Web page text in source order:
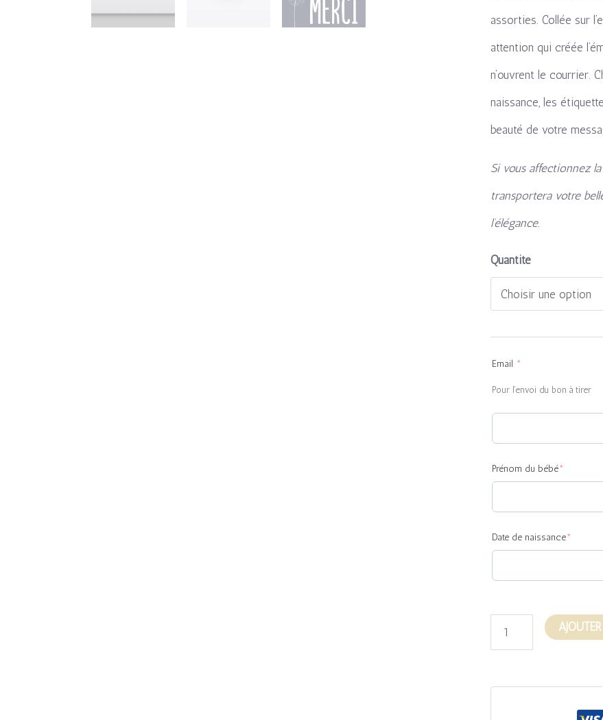
assorties. Collée sur
attention qui créée
n’ouvrent le courrier.
naissance, les
beauté de votre
Si vous affectionnez
transportera votre
l’élégance.
Quantité
Email *
Pour l'envoi du bon à tirer
Prénom du bébé*
Date de naissance*